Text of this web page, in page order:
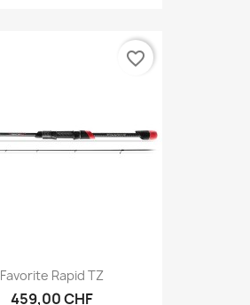
Favorite Rapid TZ
459,00 CHF
favorite_border